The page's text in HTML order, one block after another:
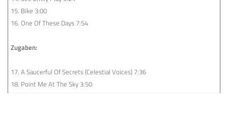
15. Bike 3:00
16. One Of These Days 7:54
Zugaben:
17. A Saucerful Of Secrets (Celestial Voices) 7:36
18. Point Me At The Sky 3:50